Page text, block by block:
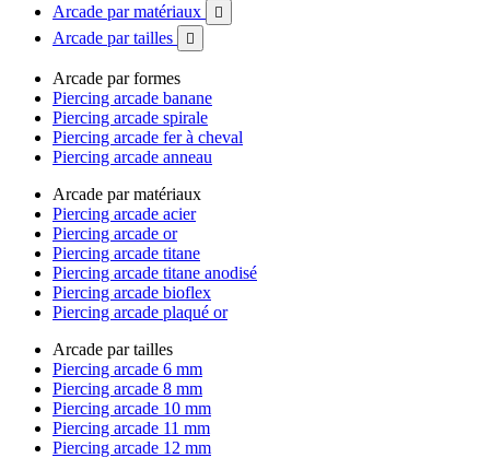
Arcade par matériaux 
Arcade par tailles 
Arcade par formes
Piercing arcade banane
Piercing arcade spirale
Piercing arcade fer à cheval
Piercing arcade anneau
Arcade par matériaux
Piercing arcade acier
Piercing arcade or
Piercing arcade titane
Piercing arcade titane anodisé
Piercing arcade bioflex
Piercing arcade plaqué or
Arcade par tailles
Piercing arcade 6 mm
Piercing arcade 8 mm
Piercing arcade 10 mm
Piercing arcade 11 mm
Piercing arcade 12 mm